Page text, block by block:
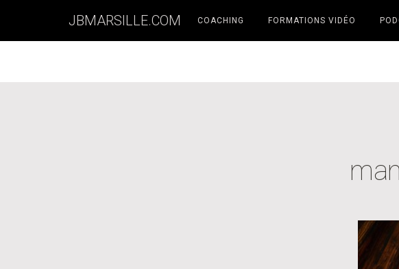
JBMARSILLE.COM COACHING FORMATIONS VIDÉO